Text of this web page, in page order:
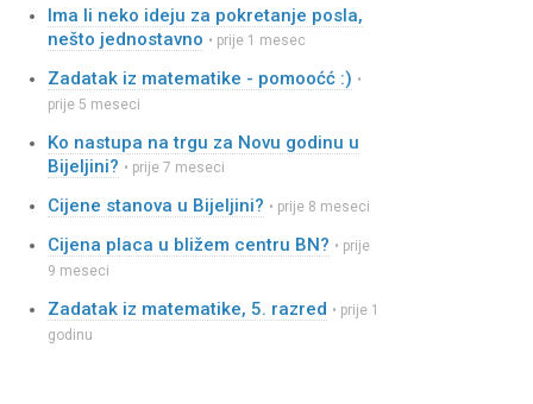
Ima li neko ideju za pokretanje posla,
nešto jednostavno • prije 1 mesec
Zadatak iz matematike - pomooćć :) •
prije 5 meseci
Ko nastupa na trgu za Novu godinu u
Bijeljini? • prije 7 meseci
Cijene stanova u Bijeljini? • prije 8 meseci
Cijena placa u bližem centru BN? • prije
9 meseci
Zadatak iz matematike, 5. razred • prije 1
godinu